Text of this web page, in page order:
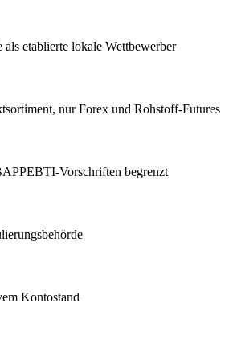
etablierte lokale Wettbewerber
nur Forex und Rohstoff-Futures
Vorschriften begrenzt
Kontostand